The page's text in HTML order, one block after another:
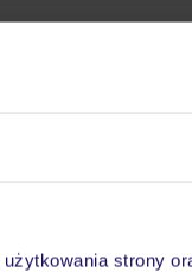
strony